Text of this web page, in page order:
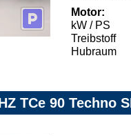
Motor:
kW / PS
Treibstoff
Hubraum
TCe 90 Techno